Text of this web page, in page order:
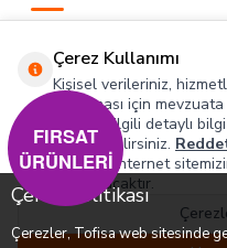
Çerez Politikası
Çerezler, Tofisa web sitesinde
0
Hızlı Erişim
Sosyal
Adres & İletişim
Çerez Kullanımı
Kişisel verileriniz,
sunulması için
Konuyla ilgili detaylı
inceleyebilirsiniz.
yalnızca internet
kullanılacaktır.
FIRSAT
ÜRÜNLERİ